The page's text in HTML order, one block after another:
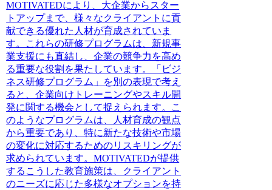
MOTIVATEDにより、大企業からスター
トアップまで、様々なクライアントに貢
献できる優れた人材が育成されていま
す。これらの研修プログラムは、新規事
業支援にも直結し、企業の競争力を高め
る重要な役割を果たしています。「ビジ
ネス研修プログラム」を別の表現で考え
ると、企業向けトレーニングやスキル開
発に関する機会として捉えられます。こ
のようなプログラムは、人材育成の観点
から重要であり、特に新たな技術や市場
の変化に対応するためのリスキリングが
求められています。MOTIVATEDが提供
するこうした教育施策は、クライアント
のニーズに応じた多様なオプションを持